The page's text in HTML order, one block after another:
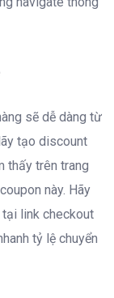
sẽ dễ dàng từ
tạo discount
thấy trên trang
này. Hãy
link checkout
tỷ lệ chuyển